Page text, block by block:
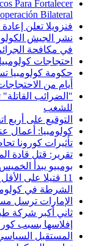
Para Fortalecer
Bilateral
فنزويلا تعلن
نشر الجيش
في مكافحة
احتجاجات
حكومة كولومبيا
أيام من
"الضرائب
للشغب
التوقيع على أربع
كولومبيا:
تأثيرات كورونا
تقرير: قتل قادة
بومبيو يبدأ
11 قتيلا على
الشرطة في
الإمارات ترسل
ثاني أكبر شركة
إفلاسها بسبب
المستقبل